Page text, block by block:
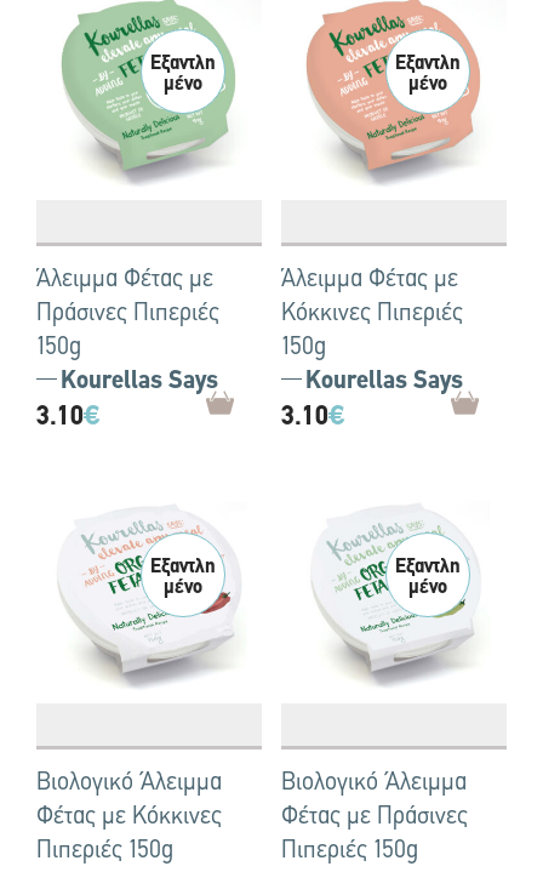
Άλειμμα Φέτας με
Πράσινες Πιπεριές
150g
Kourellas Says
3.10€
Άλειμμα Φέτας με
Κόκκινες Πιπεριές
150g
Kourellas Says
3.10€
Βιολογικό Άλειμμα
Φέτας με Κόκκινες
Πιπεριές 150g
Βιολογικό Άλειμμα
Φέτας με Πράσινες
Πιπεριές 150g